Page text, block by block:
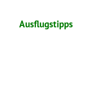
Ausflugstipps